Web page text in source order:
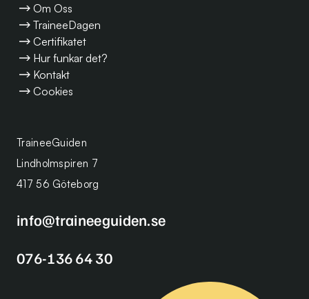
TraineeGuiden
Lindholmspiren 7
417 56 Göteborg
info@traineeguiden.se
076-136 64 30
Om Oss
TraineeDagen
Certifikatet
Hur funkar det?
Kontakt
Cookies